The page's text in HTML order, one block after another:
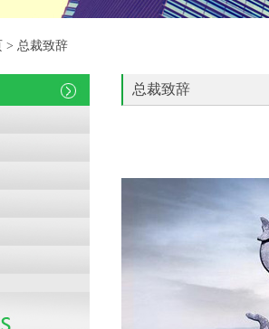
> 总裁致辞
总裁致辞